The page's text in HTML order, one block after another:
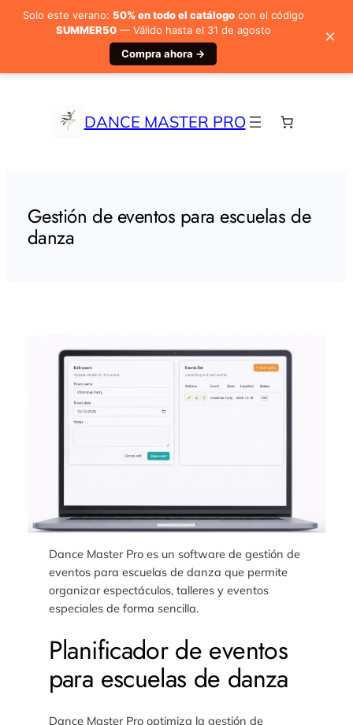
DANCE MASTER PRO
Gestión de eventos para escuelas de
danza
Dance Master Pro es un software de gestión de
eventos para escuelas de danza que permite
organizar espectáculos, talleres y eventos
especiales de forma sencilla.
Planificador de eventos
para escuelas de danza
Dance Master Pro optimiza la gestión de
Solo este verano: 50% en todo el catálogocon el código
SUMMER50— Válido hasta el 31 de agosto
Compra ahora →
×